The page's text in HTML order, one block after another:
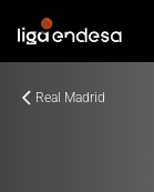
Real Madrid